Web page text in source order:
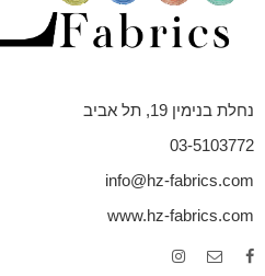
נחלת בנימין 19, תל אביב
03-5103772
info@hz-fabrics.com
www.hz-fabrics.com